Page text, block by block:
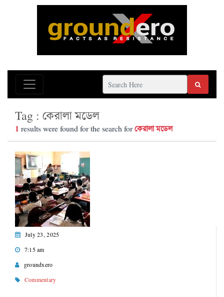
Tag : কেরালা মডেল
1 results were found for the search forকেরালা মডেল
July 23, 2025
7:15 am
groundxero
Commentary